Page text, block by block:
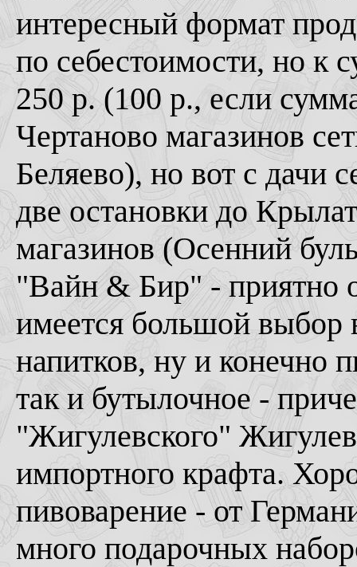
интересный формат
по себестоимости, но к
250 р. (100 р., если
Чертаново магазинов
Беляево), но вот с дачи
две остановки до
магазинов (Осенний
"Вайн & Бир" - приятно
имеется большой выбор
напитков, ну и конечно
так и бутылочное -
"Жигулевского"
импортного крафта.
пивоварение - от
много подарочных